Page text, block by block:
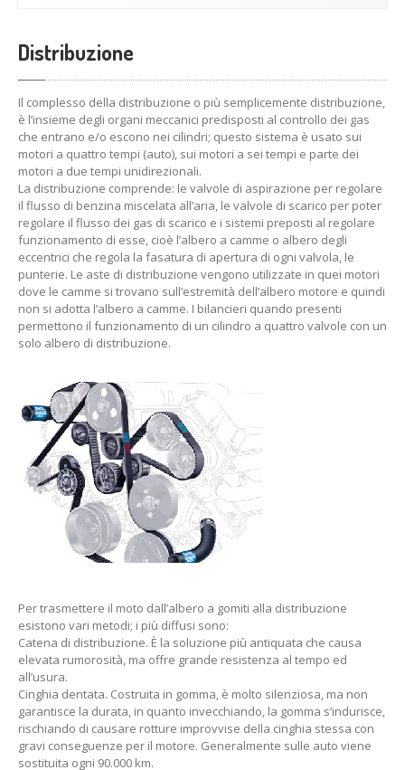
Distribuzione
Il complesso della distribuzione o più semplicemente distribuzione,
è l’insieme degli organi meccanici predisposti al controllo dei gas
che entrano e/o escono nei cilindri; questo sistema è usato sui
motori a quattro tempi (auto), sui motori a sei tempi e parte dei
motori a due tempi unidirezionali.
La distribuzione comprende: le valvole di aspirazione per regolare
il flusso di benzina miscelata all’aria, le valvole di scarico per poter
regolare il flusso dei gas di scarico e i sistemi preposti al regolare
funzionamento di esse, cioè l’albero a camme o albero degli
eccentrici che regola la fasatura di apertura di ogni valvola, le
punterie. Le aste di distribuzione vengono utilizzate in quei motori
dove le camme si trovano sull’estremità dell’albero motore e quindi
non si adotta l’albero a camme. I bilancieri quando presenti
permettono il funzionamento di un cilindro a quattro valvole con un
solo albero di distribuzione.
Per trasmettere il moto dall’albero a gomiti alla distribuzione
esistono vari metodi; i più diffusi sono:
Catena di distribuzione. È la soluzione più antiquata che causa
elevata rumorosità, ma offre grande resistenza al tempo ed
all’usura.
Cinghia dentata. Costruita in gomma, è molto silenziosa, ma non
garantisce la durata, in quanto invecchiando, la gomma s’indurisce,
rischiando di causare rotture improvvise della cinghia stessa con
gravi conseguenze per il motore. Generalmente sulle auto viene
sostituita ogni 90.000 km.